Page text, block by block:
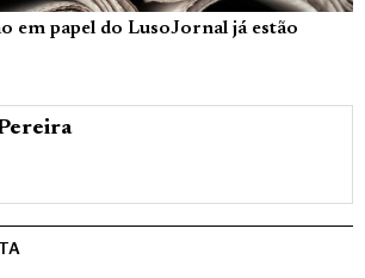
em papel do LusoJornal já estão